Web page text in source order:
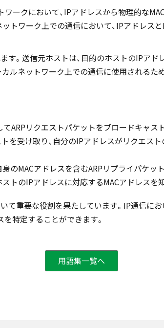
ークにおいて、IPアドレスから物理的な
ットワーク上での通信において、IPアドレ
す。送信元ホストは、目的のホストのIPア
ルネットワーク上での通信に使用されるた
ARPリクエストパケットをブロードキャス
を受け取り、自分のIPアドレスがリクエス
のMACアドレスを含むARPリプライパケッ
トのIPアドレスに対応するMACアドレスを
て重要な役割を果たしています。IP通信に
特定することができます。
用語集一覧へ